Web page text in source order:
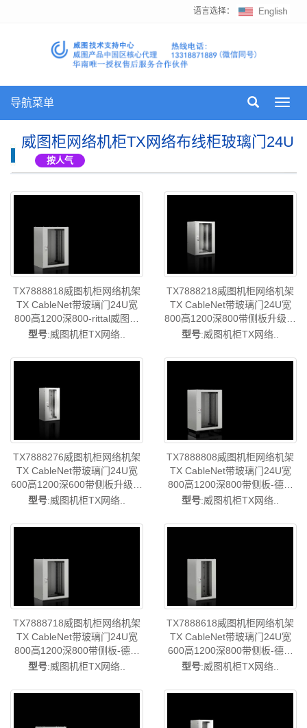
语言选择：
导航菜单
威图柜网络机柜TX网络布线柜玻璃门24U
按人气
TX7888818威图机柜网络机架
TX CableNet带玻璃门24U宽
800高1200深800-rittal威图空
调维修威图电柜威图母线威图
TX7888818
型号:威图机柜TX网络..
TX7888218威图机柜网络机架
TX CableNet带玻璃门24U宽
800高1200深800带侧板升级型
号TX7888818/TX7888.818-
图母线威图风扇威图PDU威图
型号:威图机柜TX网络..
TX7888276威图机柜网络机架
TX CableNet带玻璃门24U宽
600高1200深600带侧板升级型
号TX7888616/TX7888.616-
图母线威图风扇威图PDU威图
型号:威图机柜TX网络..
TX7888808威图机柜网络机架
TX CableNet带玻璃门24U宽
800高1200深800带侧板-德国
威图制造-rittal威图空调维修威
PDU威图售后TX7888.808
型号:威图机柜TX网络..
TX7888718威图机柜网络机架
TX CableNet带玻璃门24U宽
800高1200深800带侧板-德国
威图制造-rittal威图空调维修威
PDU威图售后TX7888.718
型号:威图机柜TX网络..
TX7888618威图机柜网络机架
TX CableNet带玻璃门24U宽
600高1200深800带侧板-德国
威图制造-rittal威图空调维修威
PDU威图售后TX7888.618
型号:威图机柜TX网络..